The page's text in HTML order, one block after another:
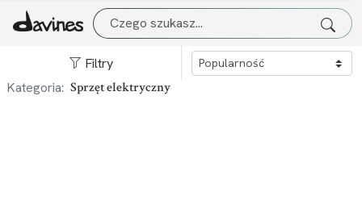
Filtry
Kategoria: Sprzęt elektryczny